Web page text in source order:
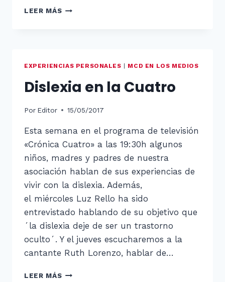
LEER MÁS¿ADULTO
EXPERIENCIAS PERSONALES MCD EN LOS MEDIOS
Dislexia en la Cuatro
Por Editor 15/05/2017
Esta semana en el programa de televisión
«Crónica Cuatro» a las 19:30h algunos
niños, madres y padres de nuestra
asociación hablan de sus experiencias de
vivir con la dislexia. Además,
el miércoles Luz Rello ha sido
entrevistado hablando de su objetivo que
´la dislexia deje de ser un trastorno
oculto´. Y el jueves escucharemos a la
cantante Ruth Lorenzo, hablar de…
LEER MÁSDISLEXIA